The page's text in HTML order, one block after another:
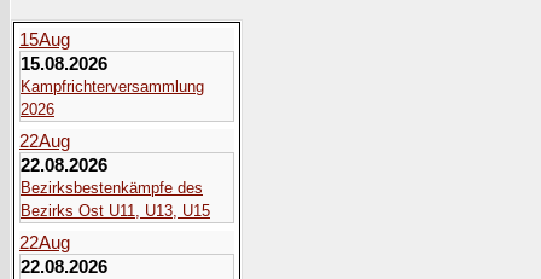
15Aug
15.08.2026
Kampfrichterversammlung
2026
22Aug
22.08.2026
Bezirksbestenkämpfe des
Bezirks Ost U11, U13, U15
22Aug
22.08.2026